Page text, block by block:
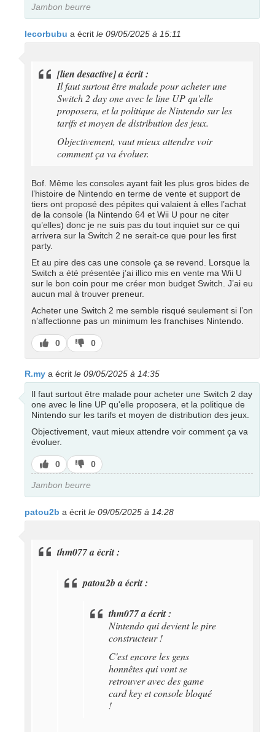
Jambon beurre
lecorbubu a écrit le 09/05/2025 à 15:11
[lien desactive] a écrit :
Il faut surtout être malade pour acheter une
Switch 2 day one avec le line UP qu'elle
proposera, et la politique de Nintendo sur les
tarifs et moyen de distribution des jeux.
Objectivement, vaut mieux attendre voir
comment ça va évoluer.
Bof. Même les consoles ayant fait les plus gros bides de
l’histoire de Nintendo en terme de vente et support de
tiers ont proposé des pépites qui valaient à elles l’achat
de la console (la Nintendo 64 et Wii U pour ne citer
qu’elles) donc je ne suis pas du tout inquiet sur ce qui
arrivera sur la Switch 2 ne serait-ce que pour les first
party.
Et au pire des cas une console ça se revend. Lorsque la
Switch a été présentée j’ai illico mis en vente ma Wii U
sur le bon coin pour me créer mon budget Switch. J’ai eu
aucun mal à trouver preneur.
Acheter une Switch 2 me semble risqué seulement si l’on
n’affectionne pas un minimum les franchises Nintendo.
J’aime
0
J’aime
pas
0
R.my a écrit le 09/05/2025 à 14:35
Il faut surtout être malade pour acheter une Switch 2 day
one avec le line UP qu'elle proposera, et la politique de
Nintendo sur les tarifs et moyen de distribution des jeux.
Objectivement, vaut mieux attendre voir comment ça va
évoluer.
J’aime
0
J’aime
pas
0
Jambon beurre
patou2b a écrit le 09/05/2025 à 14:28
thm077 a écrit :
patou2b a écrit :
thm077 a écrit :
Nintendo qui devient le pire
constructeur !
C'est encore les gens
honnêtes qui vont se
retrouver avec des game
card key et console bloqué
!